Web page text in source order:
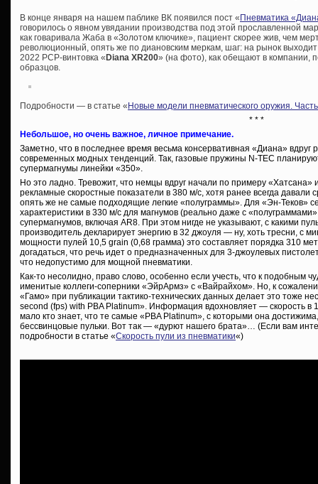
В конце января на нашем паблике ВК появился пост «Пневматика
говорилось о явном увядании производства под этой прославленной
как говаривала Жаба в «Золотом ключике», пациент скорее жив, чем
революционный, опять же по диановским меркам, шаг: на рынок
2022 PCP-винтовка «Diana XR200» (на фото), как обещают в компании,
образцов.
Подробности — в статье «Новые модели пневматического оружия.
* * *
Небольшое, но очень важное, личное примечание.
Заметно, что в последнее время весьма консервативная «Диана» вдруг
современных модных тенденций. Так, газовые пружины N-TEC
супермагнумы линейки «350».
Но это ладно. Тревожит, что немцы вдруг начали по примеру «Хатсана»
рекламные скоростные показатели в 380 м/с, хотя ранее всегда давали
опять же не самые подходящие легкие «полуграммы». Для «Эн-Теков»
характеристики в 330 м/с для магнумов (реально даже с
супермагнумов, включая AR8. При этом нигде не указывают, с какими
производитель декларирует энергию в 32 джоуля — ну, хоть тресни, с
мощности пулей 10,5 grain (0,68 грамма) это составляет порядка 310
догадаться, что речь идет о предназначенных для 3-джоулевых
что недопустимо для мощной пневматики.
Как-то несолидно, право слово, особенно если учесть, что к подобным
именитые коллеги-соперники «ЭйрАрмз» с «Вайрайхом». Но, к
«Гамо» при публикации тактико-технических данных делает это тоже
second (fps) with PBA Platinum». Информация вдохновляет — скорость в
мало кто знает, что те самые «PBA Platinum», с которыми она
бессвинцовые пульки. Вот так — «дурют нашего брата»… (Если вам
подробности в статье «Скорость пули из пневматики«)